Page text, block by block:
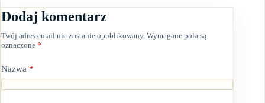
Dodaj komentarz
Twój adres email nie zostanie opublikowany. Wymagane pola są
oznaczone *
Nazwa *